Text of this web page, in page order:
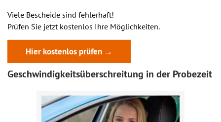
Viele Bescheide sind fehlerhaft!
Prüfen Sie jetzt kostenlos Ihre Möglichkeiten.
Hier kostenlos prüfen →
Geschwindigkeitsüberschreitung in der Probezeit